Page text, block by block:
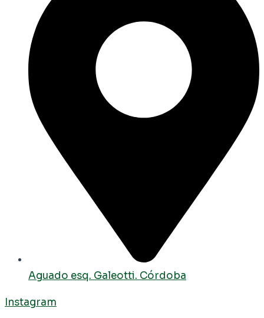
Aguado esq. Galeotti. Córdoba
Instagram